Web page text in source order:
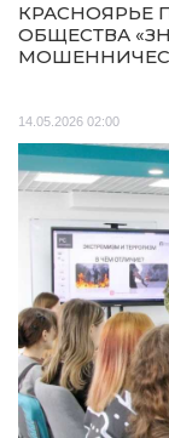
КРАСНОЯРЬЕ
ОБЩЕСТВА
14.05.2026 02:00